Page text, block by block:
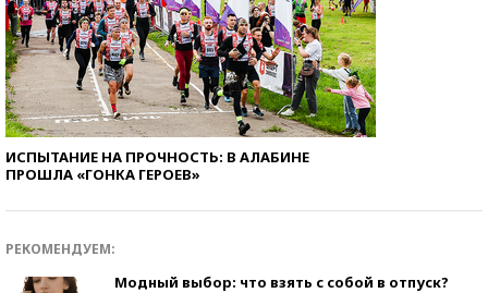
ИСПЫТАНИЕ НА ПРОЧНОСТЬ: В АЛАБИНЕ
ПРОШЛА «ГОНКА ГЕРОЕВ»
РЕКОМЕНДУЕМ:
Модный выбор: что взять с собой в отпуск?